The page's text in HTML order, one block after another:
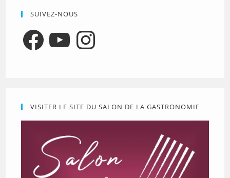
SUIVEZ-NOUS
FacebookYouTubeInstagram
VISITER LE SITE DU SALON DE LA GASTRONOMIE